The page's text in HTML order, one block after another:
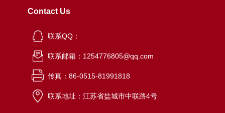
Contact Us
联系QQ：
联系邮箱：1254776805@qq.com
传真：86-0515-81991818
联系地址：江苏省盐城市中联路4号